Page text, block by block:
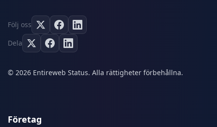
Följ oss
Dela
© 2026 Entireweb Status. Alla rättigheter förbehållna.
Företag